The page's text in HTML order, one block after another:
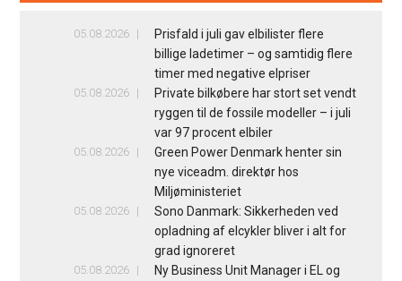
05.08.2026
Prisfald i juli gav elbilister flere
billige ladetimer – og samtidig flere
timer med negative elpriser
05.08.2026
Private bilkøbere har stort set vendt
ryggen til de fossile modeller – i juli
var 97 procent elbiler
05.08.2026
Green Power Denmark henter sin
nye viceadm. direktør hos
Miljøministeriet
05.08.2026
Sono Danmark: Sikkerheden ved
opladning af elcykler bliver i alt for
grad ignoreret
05.08.2026
Ny Business Unit Manager i EL og